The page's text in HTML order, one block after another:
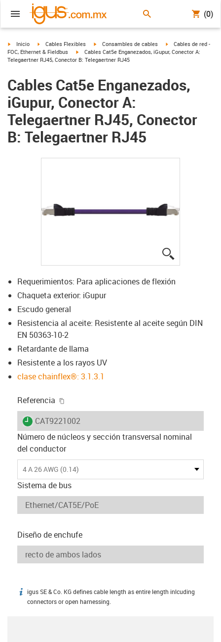
(0)
igus-icon-arrow-right
Inicio igus-icon-arrow-right
Cables Flexibles igus-icon-arrow-right
Consambles de cables igus-icon-arrow-right
Cables de red -
FOC, Ethernet & Fieldbus
igus-icon-arrow-right
Cables Cat5e Enganezados, iGupur, Conector A:
Telegaertner RJ45, Conector B: Telegaertner RJ45
Cables Cat5e Enganezados,
iGupur, Conector A:
Telegaertner RJ45, Conector
B: Telegaertner RJ45
Requerimientos: Para aplicaciones de flexión
Chaqueta exterior: iGupur
Escudo general
Resistencia al aceite: Resistente al aceite según DIN
EN 50363-10-2
Retardante de llama
Resistente a los rayos UV
clase chainflex®: 3.1.3.1
Referencia
igus-icon-lieferzeit
CAT9221002
Número de núcleos y sección transversal nominal
del conductor
4 A 26 AWG (0.14)
Sistema de bus
Diseño de enchufe
igus-icon-info
igus SE & Co. KG defines cable length as entire length inlcuding
connectors or open harnessing.